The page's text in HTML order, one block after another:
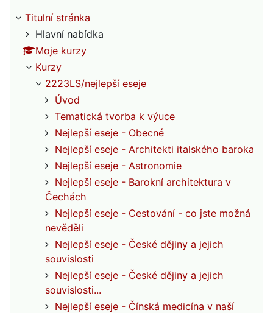
Titulní stránka
Hlavní nabídka
Moje kurzy
Kurzy
2223LS/nejlepší eseje
Úvod
Tematická tvorba k výuce
Nejlepší eseje - Obecné
Nejlepší eseje - Architekti italského baroka
Nejlepší eseje - Astronomie
Nejlepší eseje - Barokní architektura v
Čechách
Nejlepší eseje - Cestování - co jste možná
nevěděli
Nejlepší eseje - České dějiny a jejich
souvislosti
Nejlepší eseje - České dějiny a jejich
souvislosti...
Nejlepší eseje - Čínská medicína v naší